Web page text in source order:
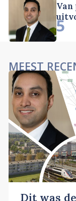
Van
5
MEEST
Dit was